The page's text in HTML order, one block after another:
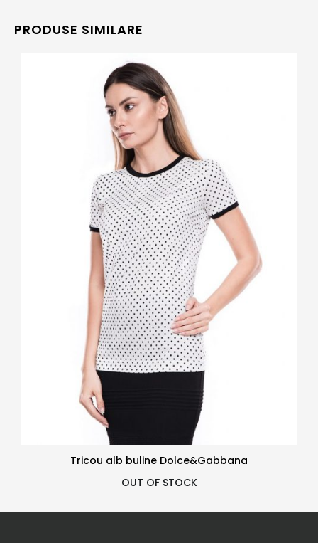
PRODUSE SIMILARE
Tricou alb buline Dolce&Gabbana
OUT OF STOCK